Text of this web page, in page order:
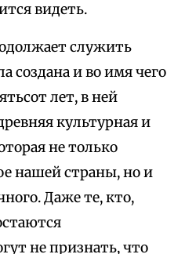
видеть.
служить
создана и во имя чего
лет, в ней
культурная и
не только
нашей страны, но и
Даже те, кто,
не признать, что